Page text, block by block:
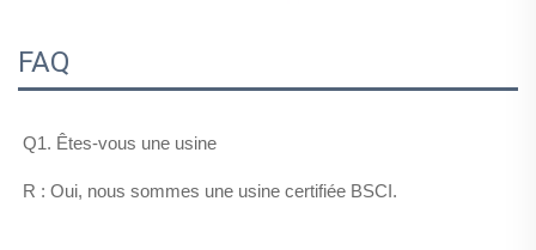
FAQ
Q1. Êtes-vous une usine
R : Oui, nous sommes une usine certifiée BSCI.